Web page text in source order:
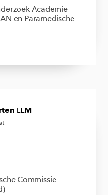
Academie
en Paramedische
MSc
LLM
Commissie